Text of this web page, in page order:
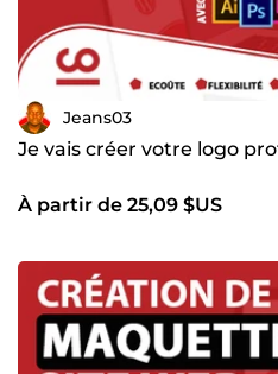
associations souhaitant se
communication visuelle
Mon but : vous offrir un
avec une touche moderne,
Prêt à donner vie à votre projet
maintenant — parlons de vos
ensemble en une création
Jeans03
Je vais créer votre logo
À partir de 25,09 $US